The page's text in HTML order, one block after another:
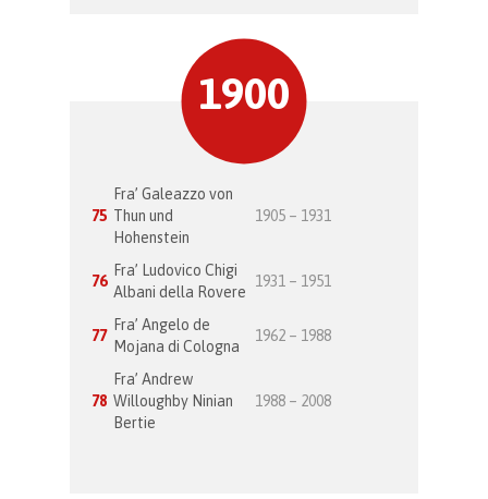
1900
75
Fra’ Galeazzo von
Thun und
Hohenstein
1905 – 1931
76
Fra’ Ludovico Chigi
Albani della Rovere
1931 – 1951
77
Fra’ Angelo de
Mojana di Cologna
1962 – 1988
78
Fra’ Andrew
Willoughby Ninian
Bertie
1988 – 2008